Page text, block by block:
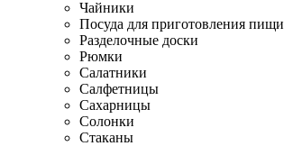
Чайники
Посуда для приготовления пищи
Разделочные доски
Рюмки
Салатники
Салфетницы
Сахарницы
Солонки
Стаканы